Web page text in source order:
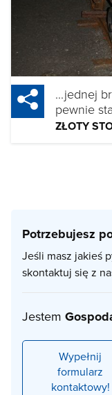
...jednej
pewnie
ZŁOTY
Potrzebujesz
Jeśli masz jakieś
skontaktuj się z
Jestem
Wypełnij
formularz
kontaktowy!